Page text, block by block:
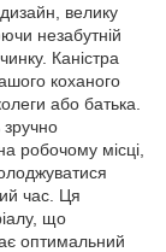
велику
незабутній
Каністра
коханого
або батька.
зручно
робочому місці,
час. Ця
що
оптимальний